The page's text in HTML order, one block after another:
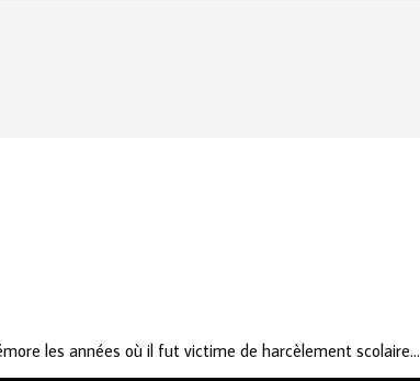
les années où il fut victime de harcèlement scolaire…